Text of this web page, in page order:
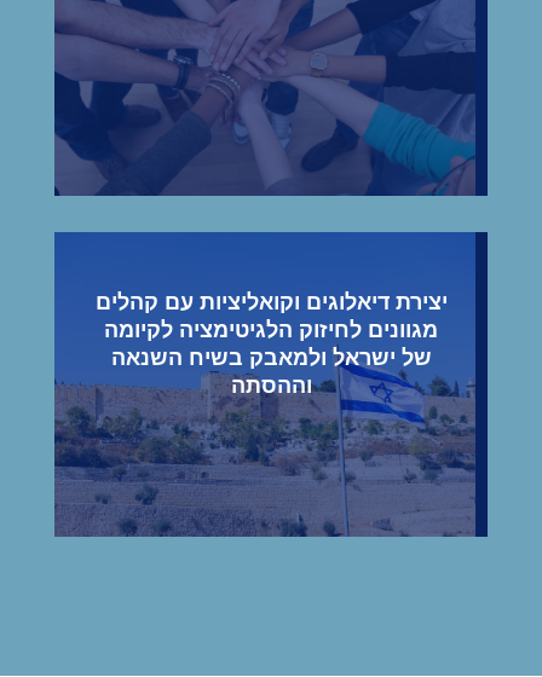
יצירת דיאלוגים וקואליציות עם קהלים
מגוונים לחיזוק הלגיטימציה לקיומה
של ישראל ולמאבק בשיח השנאה
וההסתה